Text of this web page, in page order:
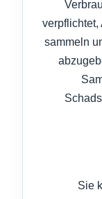
verpflichtet,
sammeln